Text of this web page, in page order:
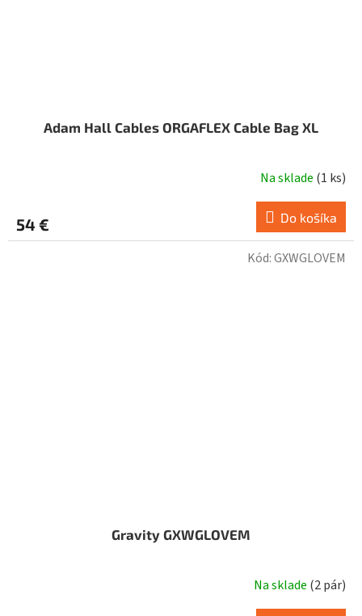
Adam Hall Cables ORGAFLEX Cable Bag XL
Na sklade (1 ks)
54 € Do košíka
Gravity GXWGLOVEM
Na sklade (2 pár)
Kód:GXWGLOVEM